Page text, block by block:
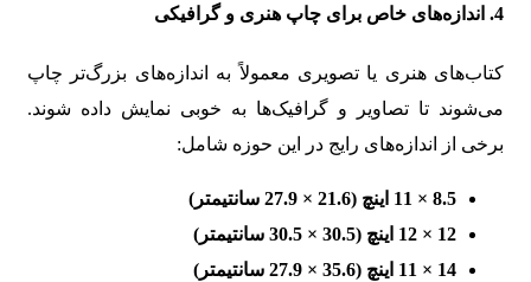
4. اندازه‌های خاص برای چاپ هنری و گرافیکی
کتاب‌های هنری یا تصویری معمولاً به اندازه‌های بزرگ‌تر چاپ
می‌شوند تا تصاویر و گرافیک‌ها به خوبی نمایش داده شوند.
برخی از اندازه‌های رایج در این حوزه شامل:
8.5 × 11 اینچ (21.6 × 27.9 سانتیمتر)
12 × 12 اینچ (30.5 × 30.5 سانتیمتر)
14 × 11 اینچ (35.6 × 27.9 سانتیمتر)